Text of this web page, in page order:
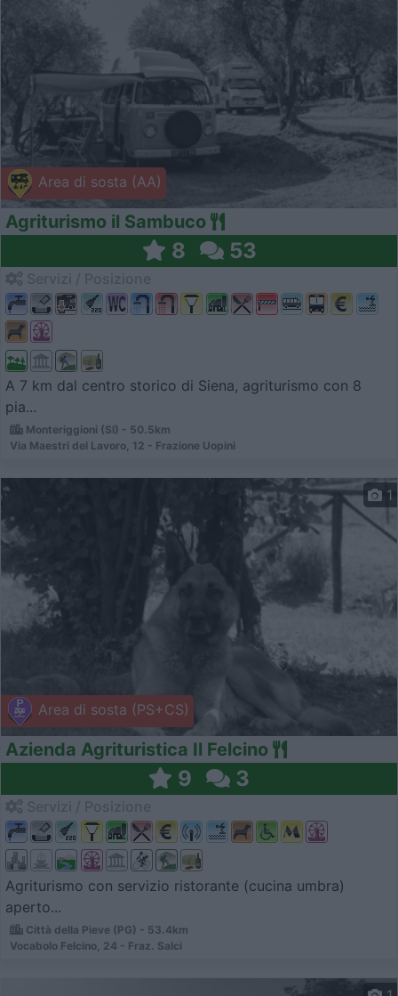
Area di sosta (AA)
Agriturismo il Sambuco
8 53
A 7 km dal centro storico di Siena, agriturismo con 8
pia...
Monteriggioni (SI) - 50.5km
Via Maestri del Lavoro, 12 - Frazione Uopini
Area di sosta (PS+CS)
1
Azienda Agrituristica Il Felcino
9 3
Agriturismo con servizio ristorante (cucina umbra)
aperto...
Città della Pieve (PG) - 53.4km
Vocabolo Felcino, 24 - Fraz. Salci